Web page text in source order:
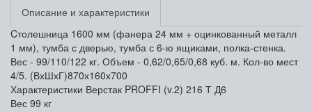
Описание и характеристики
Cтолешница 1600 мм (фанера 24 мм + оцинкованный металл
1 мм), тумба с дверью, тумба с 6-ю ящиками, полка-стенка.
Вес - 99/110/122 кг. Объем - 0,62/0,65/0,68 куб. м. Кол-во мест
4/5. (ВхШхГ)870х160х700
Характеристики Верстак PROFFI (v.2) 216 Т Д6
Вес 99 кг